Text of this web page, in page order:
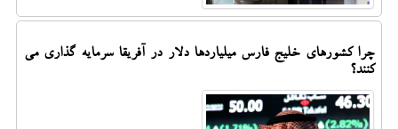
چرا کشورهای خلیج فارس میلیاردها دلار در آفریقا سرمایه گذاری می
کنند؟